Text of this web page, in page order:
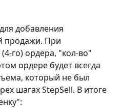
добавления
продажи. При
го) ордера, "кол-во"
ордере будет всегда
который не был
шагах StepSell. В итоге